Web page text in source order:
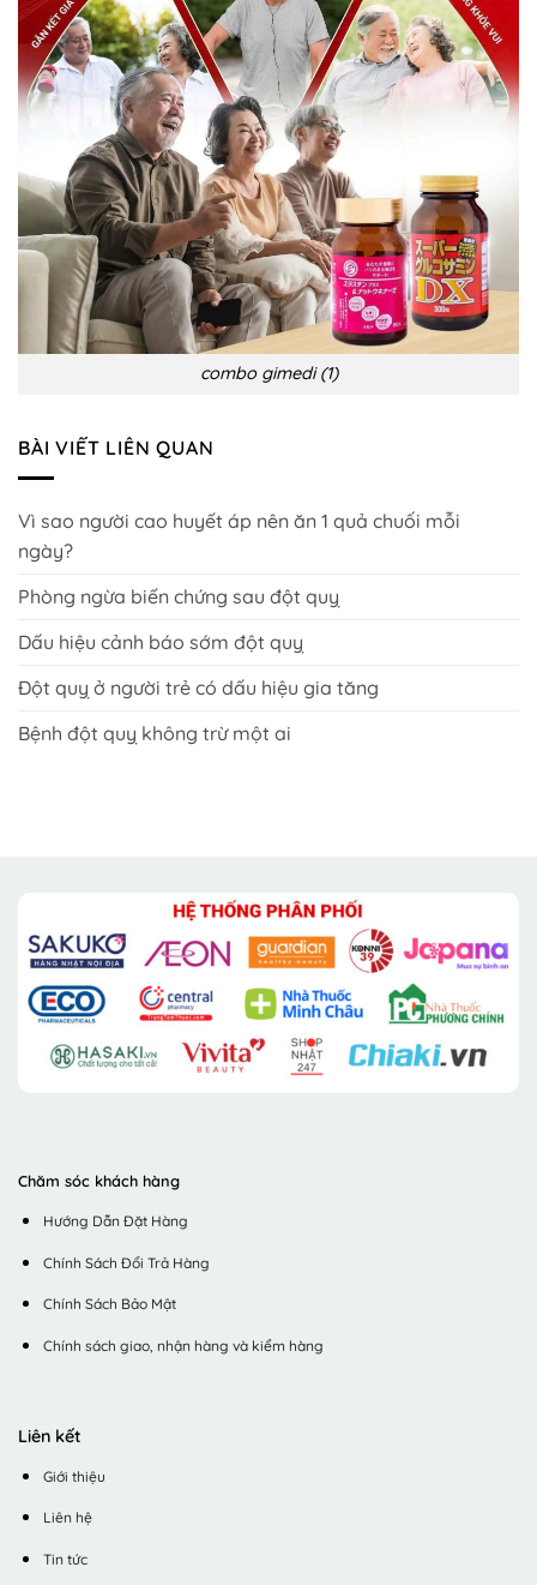
ngừa
combo gimedi (1)
BÀI VIẾT LIÊN QUAN
Vì sao người cao huyết áp nên ăn 1 quả chuối mỗi
ngày?
Phòng ngừa biến chứng sau đột quỵ
Dấu hiệu cảnh báo sớm đột quỵ
Đột quỵ ở người trẻ có dấu hiệu gia tăng
Bệnh đột quỵ không trừ một ai
Chăm sóc khách hàng
Hướng Dẫn Đặt Hàng
Chính Sách Đổi Trả Hàng
Chính Sách Bảo Mật
Chính sách giao, nhận hàng và kiểm hàng
Liên kết
Giới thiệu
Liên hệ
Tin tức